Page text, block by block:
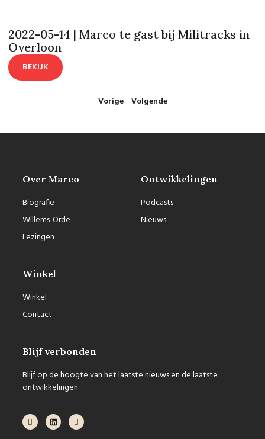
2022-05-14 | Marco te gast bij Militracks in
Overloon
BEKIJK
Vorige Volgende
Over Marco
Biografie
Willems-Orde
Lezingen
Ontwikkelingen
Podcasts
Nieuws
Winkel
Winkel
Contact
Blijf verbonden
Blijf op de hoogte van het laatste nieuws en de laatste
ontwikkelingen